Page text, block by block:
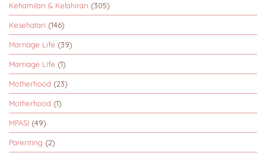
Kehamilan & Kelahiran (305)
Kesehatan (146)
Marriage Life (39)
Marriage Life (1)
Motherhood (23)
Motherhood (1)
MPASI (49)
Parenting (2)